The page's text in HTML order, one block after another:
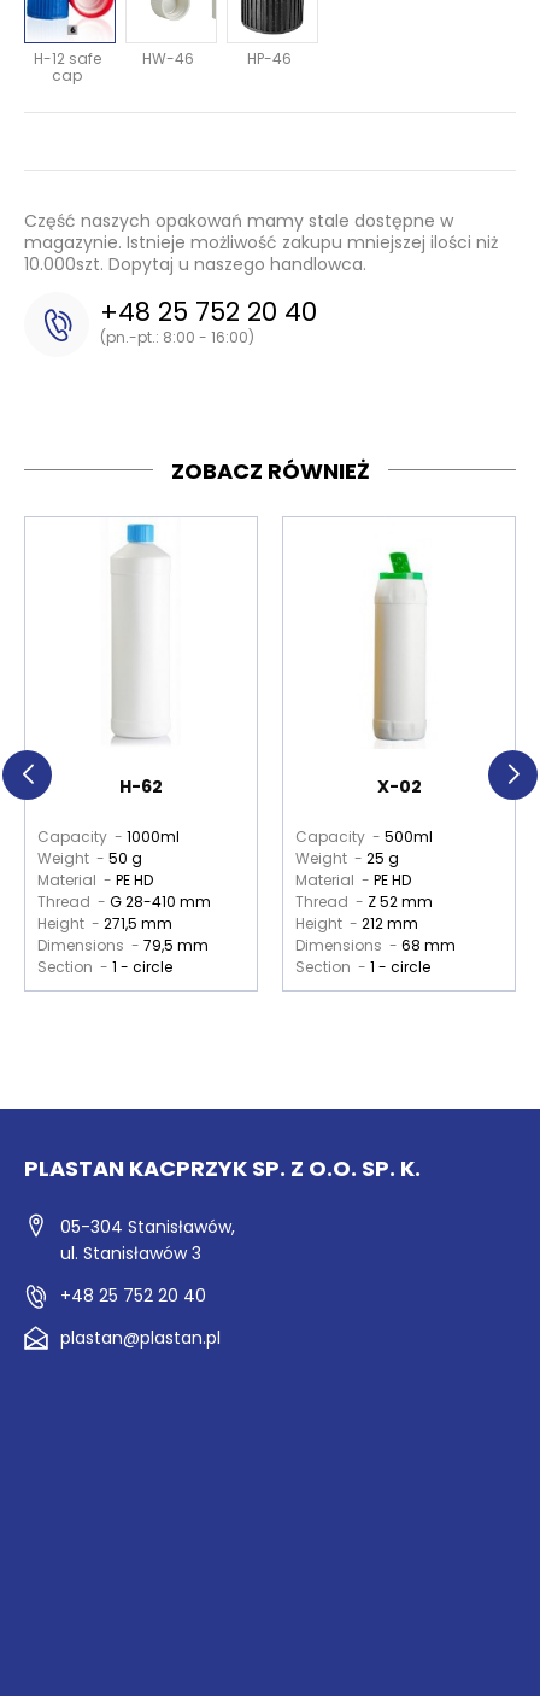
H-12 safe
cap
HW-46 HP-46
Część naszych opakowań mamy stale dostępne w
magazynie. Istnieje możliwość zakupu mniejszej ilości niż
10.000szt. Dopytaj u naszego handlowca.
+48 25 752 20 40
(pn.-pt.: 8:00 - 16:00)
ZOBACZ RÓWNIEŻ
H-62
Capacity - 1000ml
Weight - 50 g
Material - PE HD
Thread - G 28-410 mm
Height - 271,5 mm
Dimensions - 79,5 mm
Section - 1 - circle
X-02
Capacity - 500ml
Weight - 25 g
Material - PE HD
Thread - Z 52 mm
Height - 212 mm
Dimensions - 68 mm
Section - 1 - circle
PLASTAN KACPRZYK SP. Z O.O. SP. K.
05-304 Stanisławów,
ul. Stanisławów 3
+48 25 752 20 40
plastan@plastan.pl